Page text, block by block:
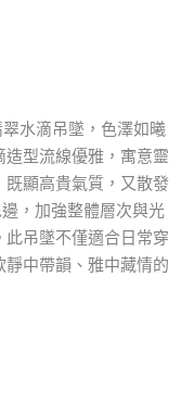
水滴吊墜，色澤如曦
型流線優雅，寓意靈
顯高貴氣質，又散發
，加強整體層次與光
吊墜不僅適合日常穿
中帶韻、雅中藏情的